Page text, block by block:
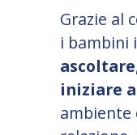
Grazie al
i bambini
iniziare
ambiente